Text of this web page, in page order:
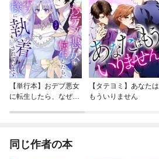
【単行本】おデブ悪女
に転生したら、なぜか
【タテヨミ】あなたは
もういりません
同じ作者の本